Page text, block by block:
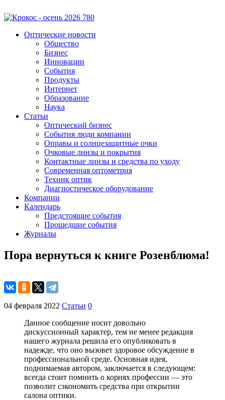
Оптические новости
Общество
Бизнес
Инновации
События
Продукты
Интернет
Образование
Наука
Статьи
Оптический бизнес
События люди компании
Оправы и солнцезащитные очки
Очковые линзы и покрытия
Контактные линзы и средства по уходу
Современная оптометрия
Техник оптик
Диагностическое оборудование
Компании
Календарь
Предстоящие события
Прошедшие события
Журналы
Пора вернуться к книге Розенблюма!
04 февраля 2022 Статьи 0
Данное сообщение носит довольно
дискуссионный характер, тем не менее редакция
нашего журнала решила его опубликовать в
надежде, что оно вызовет здоровое обсуждение в
профессиональной среде. Основная идея,
поднимаемая автором, заключается в следующем:
всегда стоит помнить о корнях профессии — это
позволит сэкономить средства при открытии
салона оптики.